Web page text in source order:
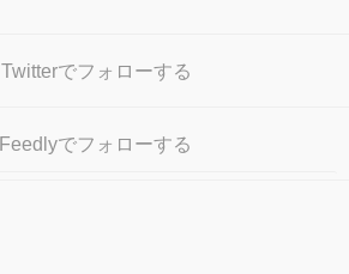
Twitterでフォローする
Feedlyでフォローする